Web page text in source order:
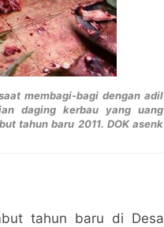
membagi-bagi dengan adil
daging kerbau yang uang
tahun baru 2011. DOK asenk
tahun baru di Desa